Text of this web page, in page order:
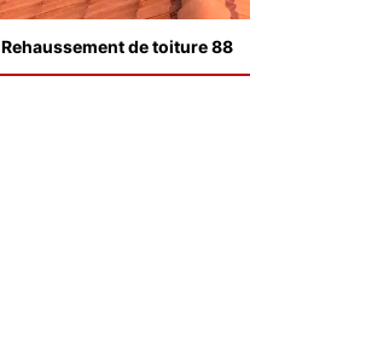
Rehaussement de toiture 88